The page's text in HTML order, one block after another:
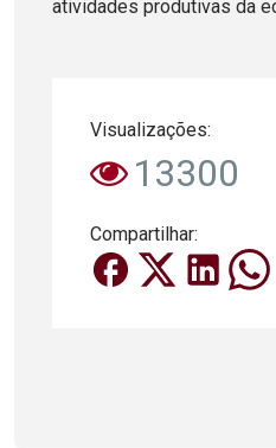
atividades produtivas da
Visualizações:
13300
Compartilhar: